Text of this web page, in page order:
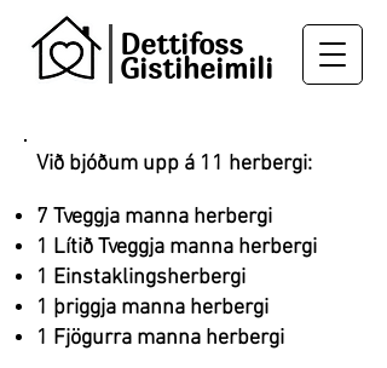
Dettifoss
Gistiheimili
Við bjóðum upp á 11 herbergi:
7 Tveggja manna herbergi
1 Lítið Tveggja manna herbergi
1 Einstaklingsherbergi
1 þriggja manna herbergi
1 Fjögurra manna herbergi